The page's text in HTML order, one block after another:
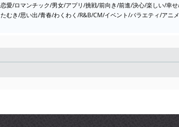
恋愛/ロマンチック/男女/アプリ/挑戦/前向き/前進/決心/楽しい/幸
たむき/思い出/青春/わくわく/R&B/CM/イベント/バラエティ/アニ